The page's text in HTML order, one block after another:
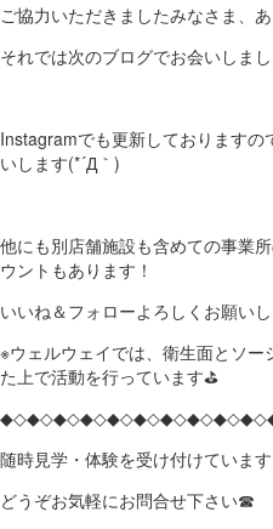
ご協力いただきましたみなさま、
それでは次のブログでお会いしま
Instagramでも更新しております
いします(*´Д｀)
他にも別店舗施設も含めての事業
ウントもあります！
いいね＆フォローよろしくお願い
※ウェルウェイでは、衛生面とソ
た上で活動を行っています⛳
随時見学・体験を受け付けています
どうぞお気軽にお問合せ下さい☎